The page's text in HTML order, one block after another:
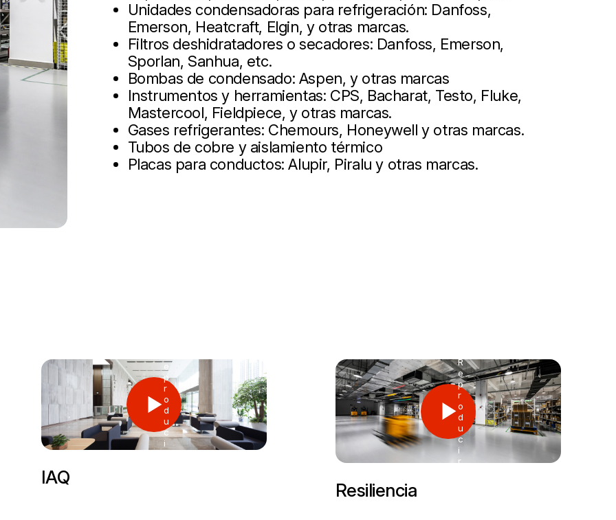
Unidades condensadoras para refrigeración: Danfoss,
Emerson, Heatcraft, Elgin, y otras marcas.
Filtros deshidratadores o secadores: Danfoss, Emerson,
Sporlan, Sanhua, etc.
Bombas de condensado: Aspen, y otras marcas
Instrumentos y herramientas: CPS, Bacharat, Testo, Fluke,
Mastercool, Fieldpiece, y otras marcas.
Gases refrigerantes: Chemours, Honeywell y otras marcas.
Tubos de cobre y aislamiento térmico
Placas para conductos: Alupir, Piralu y otras marcas.
e
p
r
o
d
u
c
i
IAQ
R
e
p
r
o
d
u
c
i
r
Resiliencia